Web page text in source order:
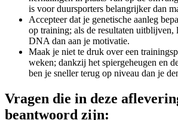
is voor duursporters belangrijker dan
Accepteer dat je genetische aanleg
op training; als de resultaten uitblijven,
DNA dan aan je motivatie.
Maak je niet te druk over een
weken; dankzij het spiergeheugen en
ben je sneller terug op niveau dan je
Vragen die in deze
beantwoord zijn: